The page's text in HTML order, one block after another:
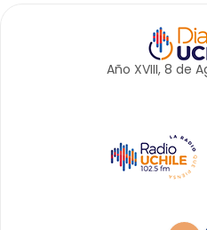
Año XVIII, 8 de